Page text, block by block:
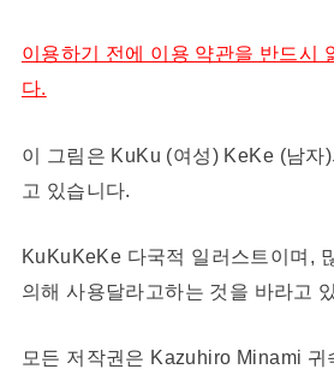
이용하기 전에 이용 약관을 반드시
다.
이 그림은 KuKu (여성) KeKe (남자
고 있습니다.
KuKuKeKe 다국적 일러스트이며,
의해 사용달라고하는 것을 바라고
모든 저작권은 Kazuhiro Minami 귀